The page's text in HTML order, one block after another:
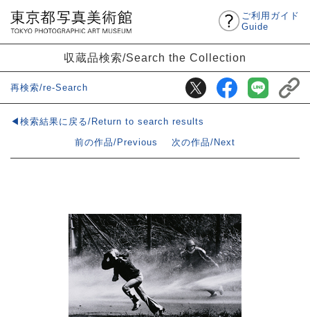
ご利用ガイド
Guide
収蔵品検索/Search the Collection
再検索/re-Search
◀検索結果に戻る/Return to search results
前の作品/Previous
次の作品/Next